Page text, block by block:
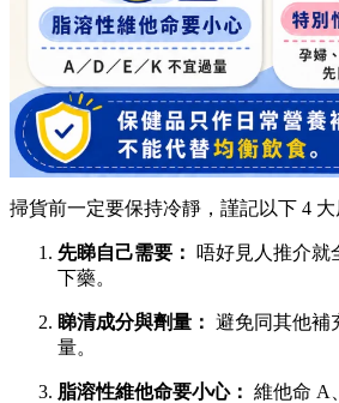
掃貨前一定要保持冷靜，謹記以下 4 大
先睇自己需要：
唔好見人推介就
下藥。
睇清成分與劑量： 避免同其他補
量。
脂溶性維他命要小心： 維他命 A